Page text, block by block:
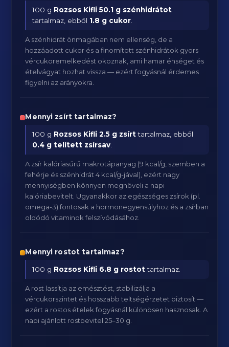
100 g Rozsos Kifli 50.1 g szénhidrátot
tartalmaz, ebből 1.8 g cukor
A szénhidrát önmagában nem ellenség, de a
hozzáadott cukor és a finomított szénhidrátok gyors
vércukoremelkedést okoznak, ami hamar éhséget és
ételvágyat hozhat vissza — ezért fogyásnál érdemes
figyelni az arányokra.
Mennyi zsírt tartalmaz?
100 g Rozsos Kifli 2.5 g zsírttartalmaz, ebből
0.4 g telített zsírsav
A zsír kalóriasűrű makrotápanyag (9 kcal/g, szemben a
fehérje és szénhidrát 4 kcal/g-jával), ezért nagy
mennyiségben könnyen megnöveli a napi
kalóriabevitelt. Ugyanakkor az egészséges zsírok (pl.
omega-3) fontosak a hormonegyensúlyhoz és a zsírban
oldódó vitaminok felszívódásához.
Mennyi rostot tartalmaz?
100 g Rozsos Kifli 6.8 g rostottartalmaz.
A rost lassítja az emésztést, stabilizálja a
vércukorszintet és hosszabb teltségérzetet biztosít —
ezért a rostos ételek fogyásnál különösen hasznosak. A
napi ajánlott rostbevitel 25–30 g.